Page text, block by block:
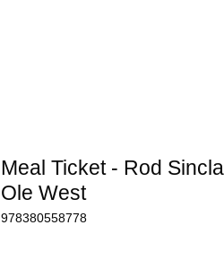
Meal Ticket - Rod
Ole West
978380558778